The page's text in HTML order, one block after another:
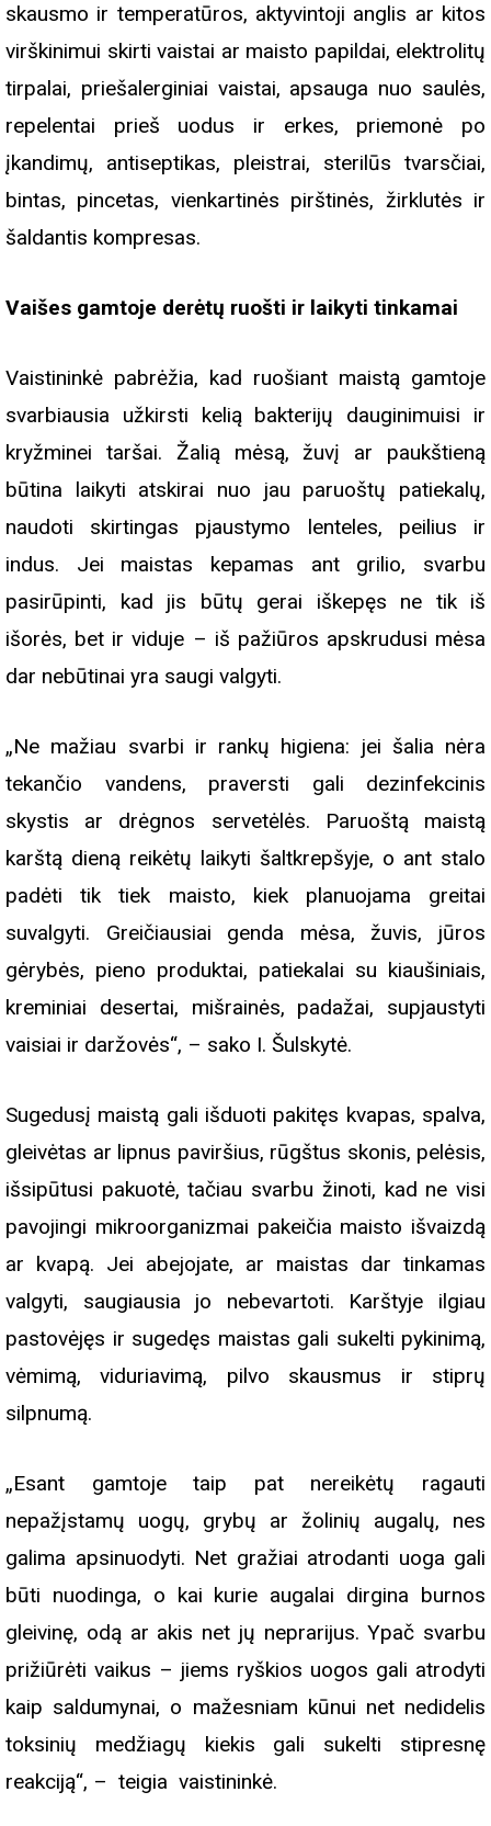
skausmo ir temperatūros, aktyvintoji anglis ar kitos
virškinimui skirti vaistai ar maisto papildai, elektrolitų
tirpalai, priešalerginiai vaistai, apsauga nuo saulės,
repelentai prieš uodus ir erkes, priemonė po
įkandimų, antiseptikas, pleistrai, sterilūs tvarsčiai,
bintas, pincetas, vienkartinės pirštinės, žirklutės ir
šaldantis kompresas.
Vaišes gamtoje derėtų ruošti ir laikyti tinkamai
Vaistininkė pabrėžia, kad ruošiant maistą gamtoje
svarbiausia užkirsti kelią bakterijų dauginimuisi ir
kryžminei taršai. Žalią mėsą, žuvį ar paukštieną
būtina laikyti atskirai nuo jau paruoštų patiekalų,
naudoti skirtingas pjaustymo lenteles, peilius ir
indus. Jei maistas kepamas ant grilio, svarbu
pasirūpinti, kad jis būtų gerai iškepęs ne tik iš
išorės, bet ir viduje – iš pažiūros apskrudusi mėsa
dar nebūtinai yra saugi valgyti.
„Ne mažiau svarbi ir rankų higiena: jei šalia nėra
tekančio vandens, praversti gali dezinfekcinis
skystis ar drėgnos servetėlės. Paruoštą maistą
karštą dieną reikėtų laikyti šaltkrepšyje, o ant stalo
padėti tik tiek maisto, kiek planuojama greitai
suvalgyti. Greičiausiai genda mėsa, žuvis, jūros
gėrybės, pieno produktai, patiekalai su kiaušiniais,
kreminiai desertai, mišrainės, padažai, supjaustyti
vaisiai ir daržovės“, – sako I. Šulskytė.
Sugedusį maistą gali išduoti pakitęs kvapas, spalva,
gleivėtas ar lipnus paviršius, rūgštus skonis, pelėsis,
išsipūtusi pakuotė, tačiau svarbu žinoti, kad ne visi
pavojingi mikroorganizmai pakeičia maisto išvaizdą
ar kvapą. Jei abejojate, ar maistas dar tinkamas
valgyti, saugiausia jo nebevartoti. Karštyje ilgiau
pastovėjęs ir sugedęs maistas gali sukelti pykinimą,
vėmimą, viduriavimą, pilvo skausmus ir stiprų
silpnumą.
„Esant gamtoje taip pat nereikėtų ragauti
nepažįstamų uogų, grybų ar žolinių augalų, nes
galima apsinuodyti. Net gražiai atrodanti uoga gali
būti nuodinga, o kai kurie augalai dirgina burnos
gleivinę, odą ar akis net jų neprarijus. Ypač svarbu
prižiūrėti vaikus – jiems ryškios uogos gali atrodyti
kaip saldumynai, o mažesniam kūnui net nedidelis
toksinių medžiagų kiekis gali sukelti stipresnę
reakciją“, – teigia vaistininkė.